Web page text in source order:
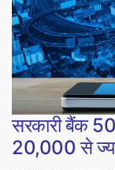
सरकारी बैंक
20,000 से